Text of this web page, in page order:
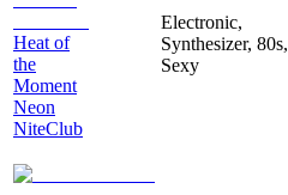
Heat of
the
Moment
Neon
NiteClub
Electronic,
Synthesizer, 80s,
Sexy